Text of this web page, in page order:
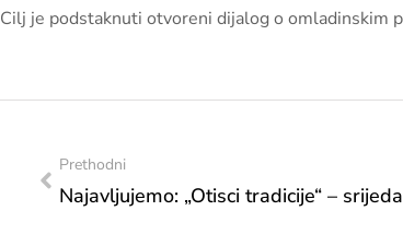
Cilj je podstaknuti otvoreni dijalog o omladinskim
Prethodni
Najavljujemo: „Otisci tradicije“ –